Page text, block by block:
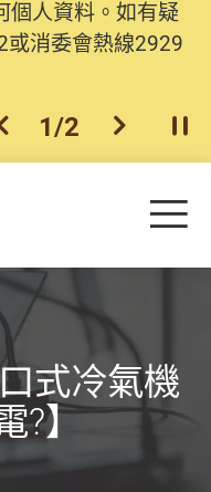
個人資料。如有疑
消委會熱線2929
上一個
1/2 下一個開
目
式冷氣機
?】